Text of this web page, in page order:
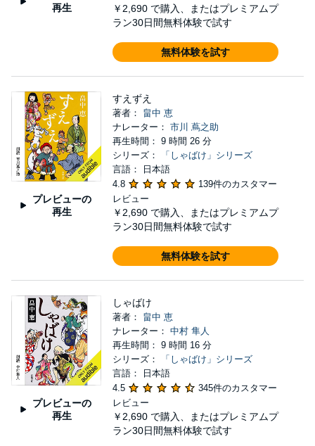
再生
￥2,690 で購入、またはプレミアムプ
ラン30日間無料体験で試す
無料体験を試す
プレビューの
再生
すえずえ
著者： 畠中 恵
ナレーター： 市川 蔦之助
再生時間： 9 時間 26 分
シリーズ：
「しゃばけ」シリーズ
言語： 日本語
4.8
139件のカスタマー
レビュー
￥2,690 で購入、またはプレミアムプ
ラン30日間無料体験で試す
無料体験を試す
プレビューの
再生
しゃばけ
著者： 畠中 恵
ナレーター： 中村 隼人
再生時間： 9 時間 16 分
シリーズ：
「しゃばけ」シリーズ
言語： 日本語
4.5
345件のカスタマー
レビュー
￥2,690 で購入、またはプレミアムプ
ラン30日間無料体験で試す